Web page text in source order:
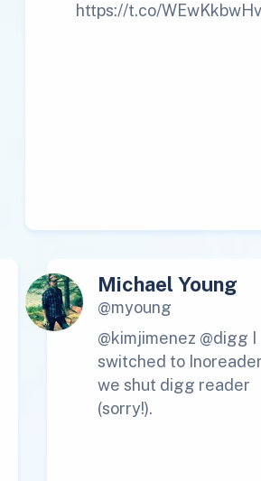
https://t.co/
Michael Young
@myoung
@kimjimenez @digg I
switched to
we shut digg reader
(sorry!).